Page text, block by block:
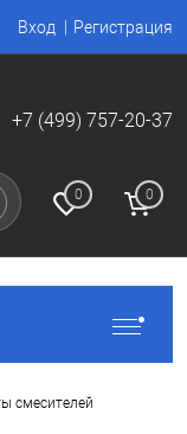
Вход Регистрация
+7 (499) 757-20-37
0 0
смесителей